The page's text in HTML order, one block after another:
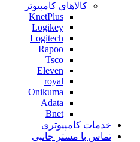
کالاهای کامپیوتر
KnetPlus
Logikey
Logitech
Rapoo
Tsco
Eleven
royal
Onikuma
Adata
Bnet
خدمات کامپیوتری
تماس با مستر جانبی